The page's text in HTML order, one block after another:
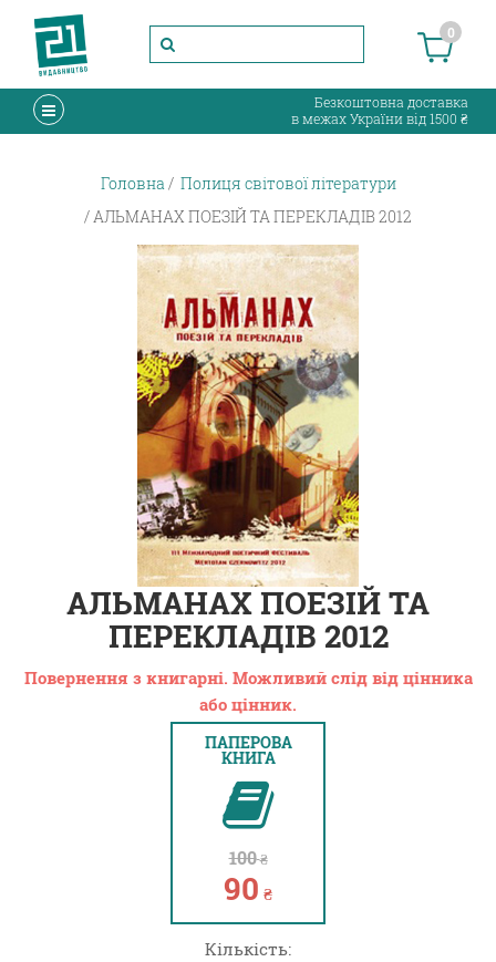
0
Безкоштовна доставка
в межах України від 1500 ₴
Головна
Полиця світової літератури
АЛЬМАНАХ ПОЕЗІЙ ТА ПЕРЕКЛАДІВ 2012
АЛЬМАНАХ ПОЕЗІЙ ТА
ПЕРЕКЛАДІВ 2012
Повернення з книгарні. Можливий слід від цінника
або цінник.
ПАПЕРОВА
КНИГА
100₴
90 ₴
Кількість: